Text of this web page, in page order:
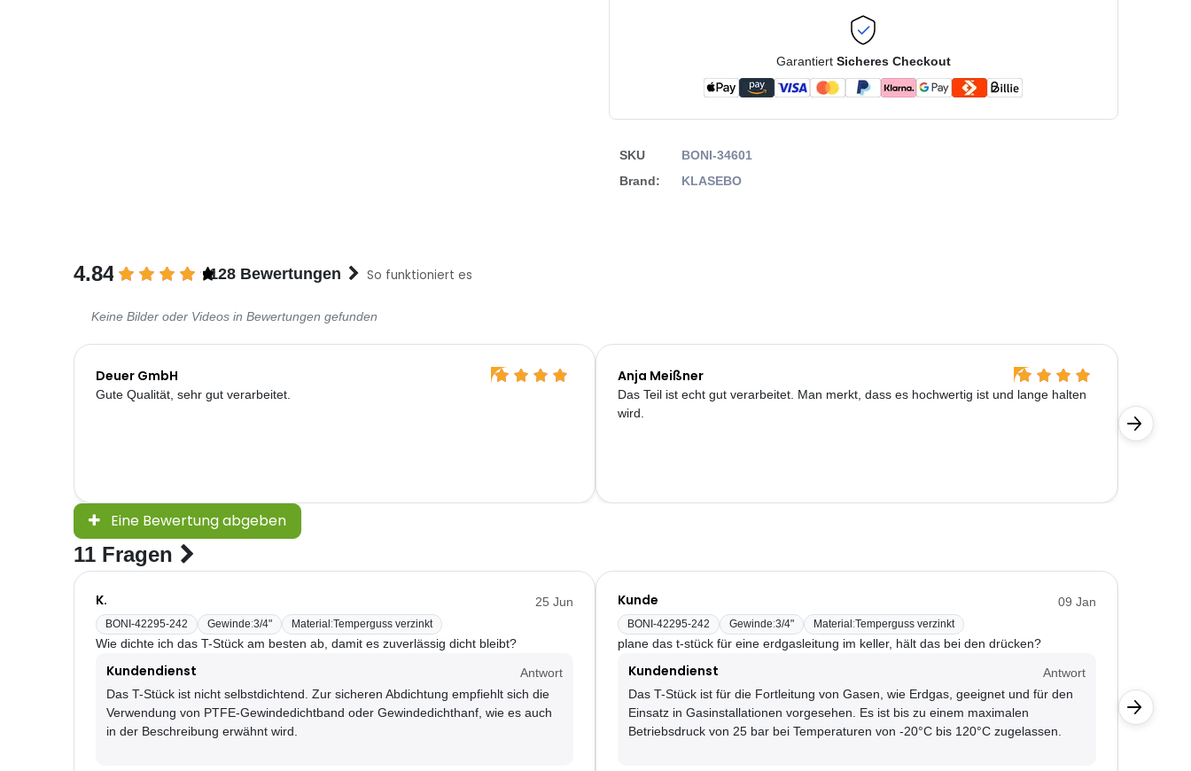
Garantiert Sicheres Checkout
SKU
BONI-34601
Brand:
KLASEBO
4.84 128 Bewertungen So funktioniert es
Keine Bilder oder Videos in Bewertungen gefunden
Deuer GmbH
Gute Qualität, sehr gut verarbeitet.
Anja Meißner
Das Teil ist echt gut verarbeitet. Man merkt, dass es hochwertig ist und lange halten
wird.
Detail.
Eine Bewertung abgeben
11 Fragen
K. 25 Jun
BONI-42295-242 Gewinde:3/4" Material :Temperguss verzinkt
Wie dichte ich das T-Stück am besten ab, damit es zuverlässig dicht bleibt?
Kundendienst
Antwort
Das T-Stück ist nicht selbstdichtend. Zur sicheren Abdichtung empfiehlt sich die
Verwendung von PTFE-Gewindedichtband oder Gewindedichthanf, wie es auch
in der Beschreibung erwähnt wird.
Kunde 09 Jan
BONI-42295-242 Gewinde:3/4" Material :Temperguss verzinkt
plane das t-stück für eine erdgasleitung im keller, hält das bei den drücken?
Kundendienst
Antwort
Das T-Stück ist für die Fortleitung von Gasen, wie Erdgas, geeignet und für den
Einsatz in Gasinstallationen vorgesehen. Es ist bis zu einem maximalen
Betriebsdruck von 25 bar bei Temperaturen von -20°C bis 120°C zugelassen.
Das